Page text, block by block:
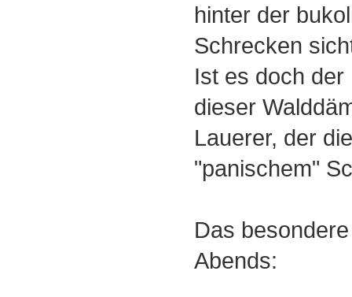
hinter der
Schrecken
Ist es doch
dieser
Lauerer, der
"panischem"
Das
Abends: